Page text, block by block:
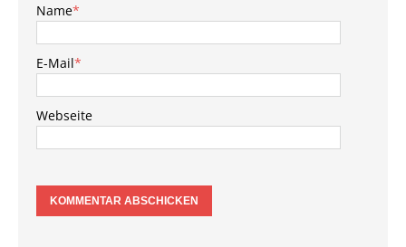
Name*
E-Mail*
Webseite